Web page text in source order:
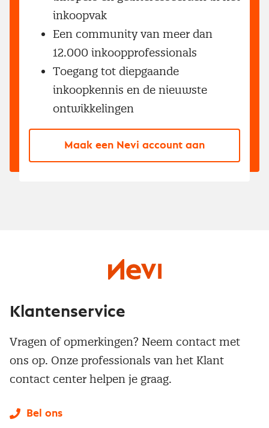
inkoopvak
Een community van meer dan
12.000 inkoopprofessionals
Toegang tot diepgaande
inkoopkennis en de nieuwste
ontwikkelingen
Maak een Nevi account aan
Klantenservice
Vragen of opmerkingen? Neem contact met
ons op. Onze professionals van het Klant
contact center helpen je graag.
Bel ons